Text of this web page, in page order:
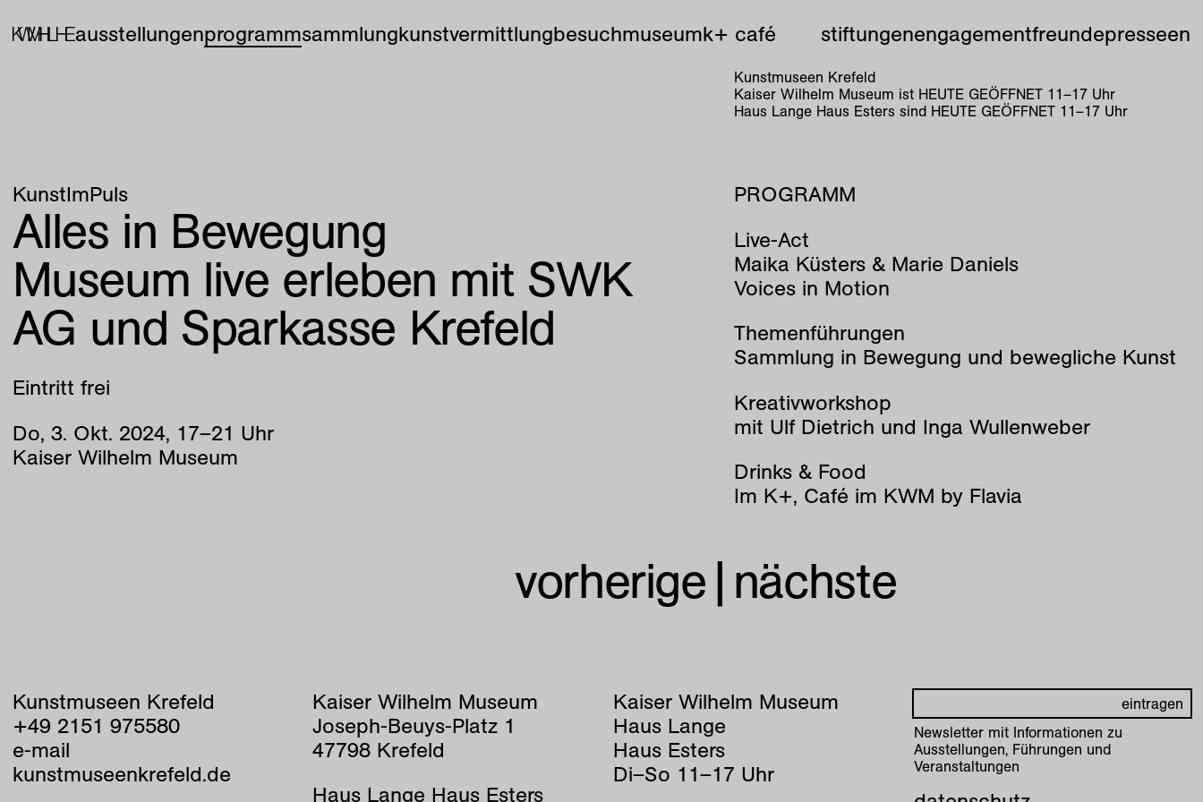
ausstellungenprogrammsammlungkunstvermittlungbesuchmuseumk+ café stiftungenengagementfreundepresseen
Kunstmuseen Krefeld
Kaiser Wilhelm Museum ist HEUTE GEÖFFNET 11–17Uhr
Haus Lange Haus Esters sind HEUTE GEÖFFNET 11–17Uhr
KunstImPuls
Alles in Bewegung
Museum live erleben mit SWK
AG und Sparkasse Krefeld
Eintritt frei
Do, 3. Okt. 2024, 17–21 Uhr
Kaiser Wilhelm Museum
PROGRAMM
Live-Act
Maika Küsters & Marie Daniels
Voices in Motion
Themenführungen
Sammlung in Bewegung und bewegliche Kunst
Kreativworkshop
mit Ulf Dietrich und Inga Wullenweber
Drinks & Food
Im K+, Café im KWM by Flavia
vorherige| nächste
Kunstmuseen Krefeld
+49 2151 975580
e-mail
kunstmuseenkrefeld.de
Kaiser Wilhelm Museum
Joseph-Beuys-Platz 1
47798 Krefeld
Haus Lange Haus Esters
Kaiser Wilhelm Museum
Haus Lange
Haus Esters
Di–So 11–17 Uhr
Newsletter mit Informationen zu
Ausstellungen, Führungen und
Veranstaltungen